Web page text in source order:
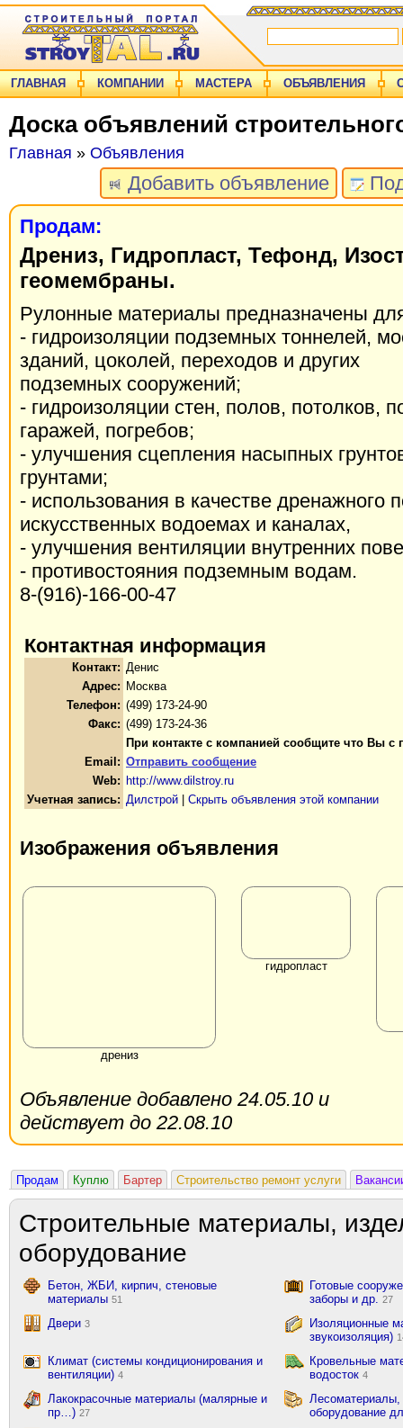
ГЛАВНАЯ КОМПАНИИ МАСТЕРА ОБЪЯВЛЕНИЯ
Доска объявлений
Главная » Объявления
Добавить объявление
Продам:
Дрениз, Гидропласт, Тефонд,
геомембраны.
Рулонные материалы предназначены
- гидроизоляции подземных тоннелей,
зданий, цоколей, переходов и других
подземных сооружений;
- гидроизоляции стен, полов, потолков,
гаражей, погребов;
- улучшения сцепления насыпных
грунтами;
- использования в качестве дренажного
искусственных водоемах и каналах,
- улучшения вентиляции внутренних
- противостояния подземным водам.
8-(916)-166-00-47
Контактная информация
Контакт: Денис
Адрес: Москва
Телефон: (499) 173-24-90
Факс: (499) 173-24-36
При контакте с компанией сообщите что Вы с
Email: Отправить сообщение
Web: http://www.dilstroy.ru
Учетная запись: Дилстрой | Скрыть объявления этой компании
Изображения объявления
дрениз
гидропласт
Объявление добавлено 24.05.10 и
действует до 22.08.10
Продам Куплю Бартер Строительство ремонт услуги
Строительные материалы,
оборудование
Бетон, ЖБИ, кирпич, стеновые
материалы 51
Готовые
заборы и др.
27
Двери 3
Изоляционные
звукоизоляция)
Климат (системы кондиционирования и
вентиляции) 4
Кровельные
водосток 4
Лакокрасочные материалы (малярные и
пр…) 27
оборудование